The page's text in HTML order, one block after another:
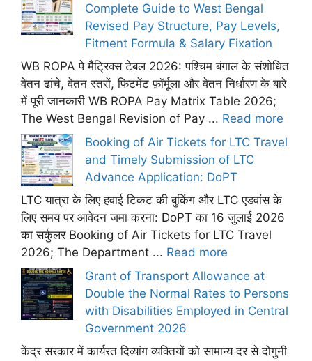
Complete Guide to West Bengal
Revised Pay Structure, Pay Levels,
Fitment Formula & Salary Fixation
WB ROPA पे मैट्रिक्स टेबल 2026: पश्चिम बंगाल के संशोधित
वेतन ढांचे, वेतन स्तरों, फिटमेंट फ़ॉर्मूला और वेतन निर्धारण के बारे
में पूरी जानकारी WB ROPA Pay Matrix Table 2026;
The West Bengal Revision of Pay ... Read more
Booking of Air Tickets for LTC Travel
and Timely Submission of LTC
Advance Application: DoPT
LTC यात्रा के लिए हवाई टिकट की बुकिंग और LTC एडवांस के
लिए समय पर आवेदन जमा करना: DoPT का 16 जुलाई 2026
का सर्कुलर Booking of Air Tickets for LTC Travel
2026; The Department ... Read more
Grant of Transport Allowance at
Double the Normal Rates to Persons
with Disabilities Employed in Central
Government 2026
केंद्र सरकार में कार्यरत दिव्यांग व्यक्तियों को सामान्य दर से दोगुनी